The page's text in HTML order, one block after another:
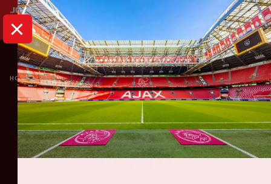
HOME KALENDER AJAX - HERACLES ALMELO
Ajax
Ajax - Heracles
Almelo